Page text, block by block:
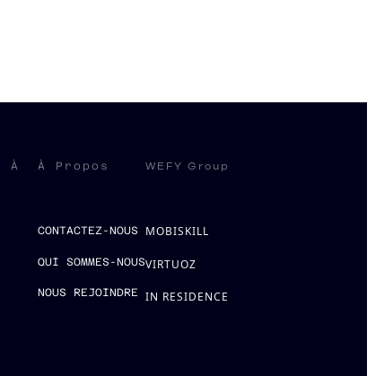
À À Propos
CONTACTEZ-NOUS
QUI SOMMES-NOUS
NOUS REJOINDRE
WEFY Group
MOBISKILL
VIRTUOZ
IN RESIDENCE